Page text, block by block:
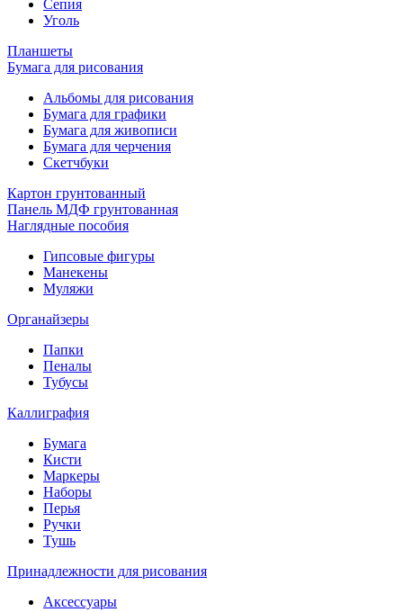
Сепия
Уголь
Планшеты
Бумага для рисования
Альбомы для рисования
Бумага для графики
Бумага для живописи
Бумага для черчения
Скетчбуки
Картон грунтованный
Панель МДФ грунтованная
Наглядные пособия
Гипсовые фигуры
Манекены
Муляжи
Органайзеры
Папки
Пеналы
Тубусы
Каллиграфия
Бумага
Кисти
Маркеры
Наборы
Перья
Ручки
Тушь
Принадлежности для рисования
Аксессуары